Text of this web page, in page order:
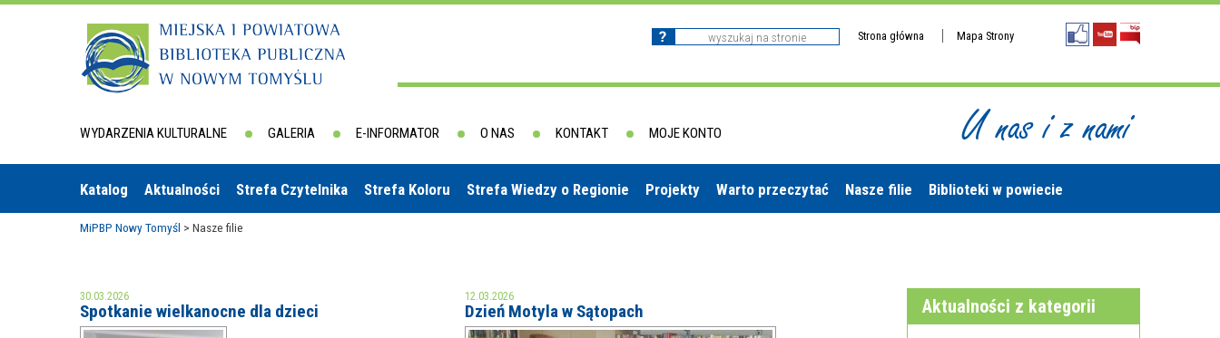
Strona główna Mapa Strony
WYDARZENIA KULTURALNE GALERIA E-INFORMATOR O NAS KONTAKT MOJE KONTO U nas i z nami
Katalog Aktualności Strefa Czytelnika Strefa Koloru Strefa Wiedzy o Regionie Projekty Warto przeczytać Nasze filie Biblioteki w powiecie
MiPBP Nowy Tomyśl > Nasze filie
30.03.2026
Spotkanie wielkanocne dla dzieci
12.03.2026
Dzień Motyla w Sątopach Aktualności z kategorii